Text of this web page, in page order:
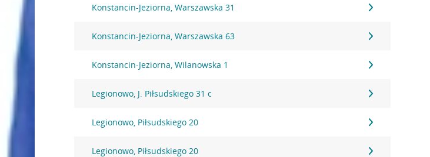
Konstancin-Jeziorna, Warszawska 31
Konstancin-Jeziorna, Warszawska 63
Konstancin-Jeziorna, Wilanowska 1
Legionowo, J. Piłsudskiego 31 c
Legionowo, Piłsudskiego 20
Legionowo, Piłsudskiego 20